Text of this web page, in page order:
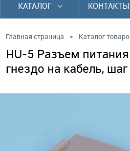
КАТАЛОГ КОНТАКТЫ
Главная страница • Каталог
HU-5 Разъем
гнездо на кабель,